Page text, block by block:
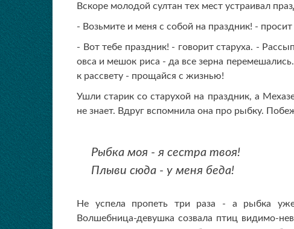
Вскоре молодой султан тех мест устраивал
- Возьмите и меня с собой на праздник! -
- Вот тебе праздник! - говорит старуха. -
овса и мешок риса - да все зерна
к рассвету - прощайся с жизнью!
Ушли старик со старухой на праздник, а
не знает. Вдруг вспомнила она про рыбку.
Рыбка моя - я сестра твоя!
Плыви сюда - у меня беда!
Не успела пропеть три раза - а рыбка
Волшебница-девушка созвала птиц видимо-